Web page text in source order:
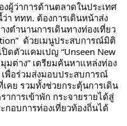
า ททท. ต้องการเดินหน้าส่ง
ตำนานการเดินทางท่องเที่ยว
ด้วยเมนูประสบการณ์มิติ
ดตัวแคมเปญ “Unseen New
มต่าง” เตรียมค้นหาแหล่งท่อง
เพื่อร่วมส่งมอบประสบการณ์
คย รวมทั้งช่วยกระตุ้นการเดิน
าการเข้าพัก กระจายรายได้สู่
กอบการท่องเที่ยวท้องถิ่นได้